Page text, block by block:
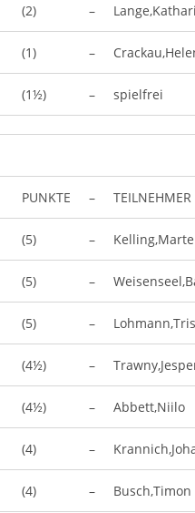
(2) –
(1) –
(1½) – spielfrei
PUNKTE – TEILNEHMER
(5) –
(5) –
(5) –
(4½) –
(4½) – Abbett,Niilo
(4) –
(4) – Busch,Timon